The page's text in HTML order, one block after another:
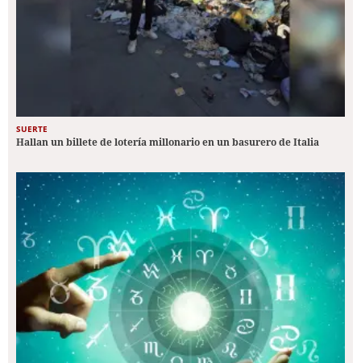
SUERTE
Hallan un billete de lotería millonario en un basurero de Italia